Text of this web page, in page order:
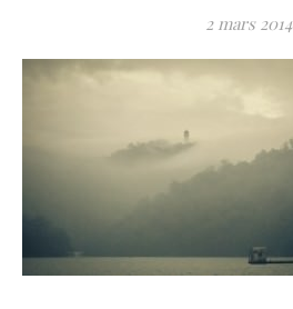
2 mars 2014